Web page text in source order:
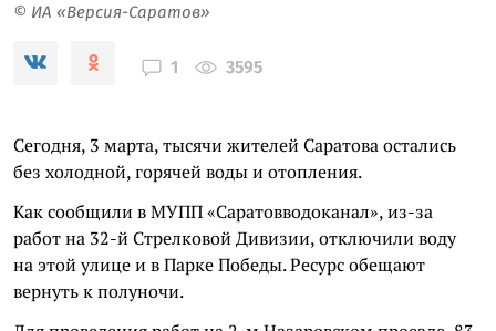
© ИА «Версия-Саратов»
1 3595
Сегодня, 3 марта, тысячи жителей Саратова остались
без холодной, горячей воды и отопления.
Как сообщили в МУПП «Саратовводоканал», из-за
работ на 32-й Стрелковой Дивизии, отключили воду
на этой улице и в Парке Победы. Ресурс обещают
вернуть к полуночи.